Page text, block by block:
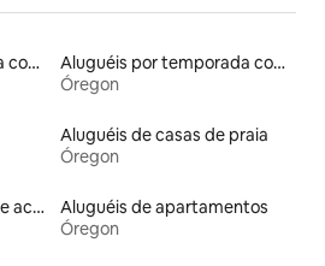
Aluguéis por temporada com banheiro para PCD
Aluguéis por temporada com suítes privativas
Óregon
Aluguéis de casas de praia
Óregon
Aluguéis de espaços que aceitam animais de estimação
Aluguéis de apartamentos
Óregon